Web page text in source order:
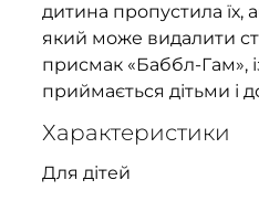
дитина пропустила їх,
який може видалити
присмак «Баббл-Гам»,
приймається дітьми і
Характеристики
Для дітей